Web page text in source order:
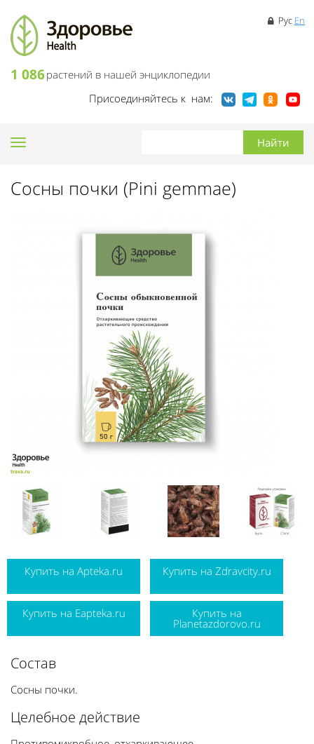
1 086растений в нашей энциклопедии
Рус En
Присоединяйтесь к нам:
Toggle
Сосны почки (Pini gemmae)
Купить на Apteka.ru Купить на Zdravcity.ru
Купить на Eapteka.ru Купить на
Planetazdorovo.ru
Состав
Сосны почки.
Целебное действие